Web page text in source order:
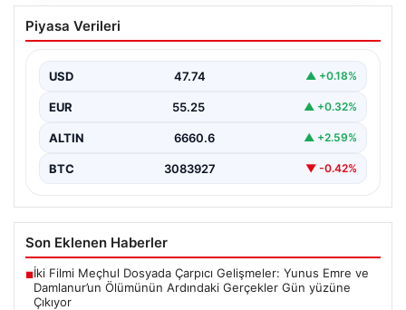
Elazığ’da İntihar Mektubu Üzerinden
Ortaya Çıkan Tefecilik Operasyonu:
Elazığ'da tefecilere borçlandığı iddiasıyla yaşamına son
büyük…
Piyasa Verileri
USD 47.74 ▲ +0.18%
EUR 55.25 ▲ +0.32%
ALTIN 6660.6 ▲ +2.59%
BTC 3083927 ▼ -0.42%
Son Eklenen Haberler
■İki Filmi Meçhul Dosyada Çarpıcı Gelişmeler: Yunus Emre ve
Damlanur’un Ölümünün Ardındaki Gerçekler Gün yüzüne
Çıkıyor